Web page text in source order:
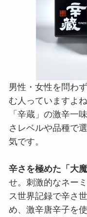
男性・女性を問わ
む人っていますよ
「辛蔵」の激辛一
さレベルや品種で
気です。
辛さを極めた「大
せ。刺激的なネー
ス世界記録で辛さ
め、激辛唐辛子を